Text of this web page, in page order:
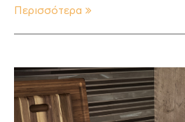
Περισσότερα